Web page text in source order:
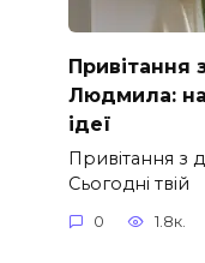
Людмила:
ідеї
Привітання з
Сьогодні твій
0 1.8к.